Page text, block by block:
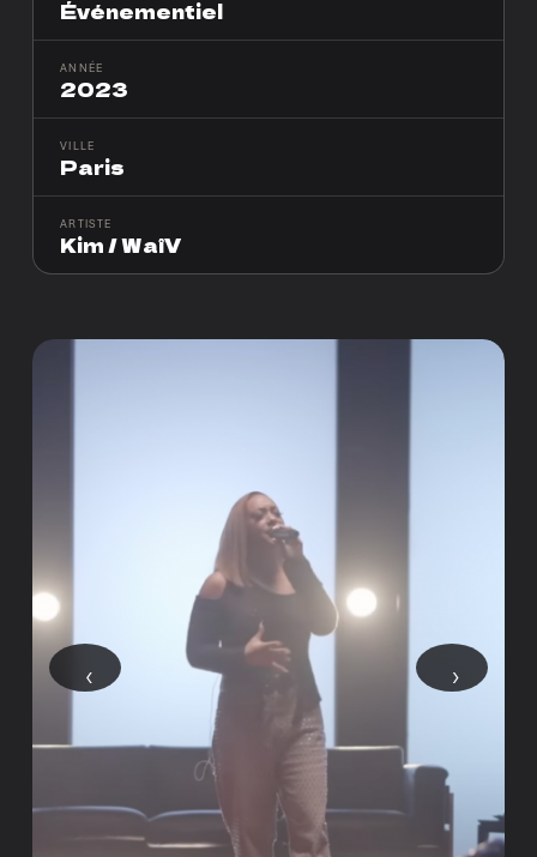
Événementiel
ANNÉE
2023
VILLE
Paris
ARTISTE
Kim / WaîV
‹ ›